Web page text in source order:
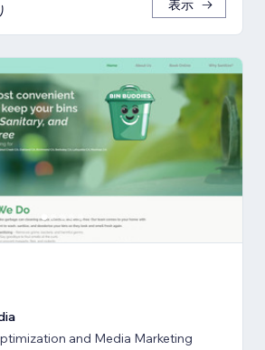
表示
and Media Marketing